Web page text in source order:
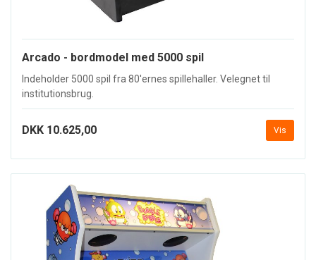
Arcado - bordmodel med 5000 spil
Indeholder 5000 spil fra 80'ernes spillehaller. Velegnet til
institutionsbrug.
DKK 10.625,00 Vis